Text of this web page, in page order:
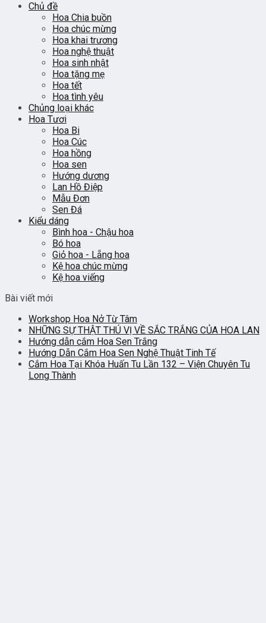
Chủ đề
Hoa Chia buồn
Hoa chúc mừng
Hoa khai trương
Hoa nghệ thuật
Hoa sinh nhật
Hoa tặng mẹ
Hoa tết
Hoa tình yêu
Chủng loại khác
Hoa Tươi
Hoa Bi
Hoa Cúc
Hoa hồng
Hoa sen
Hướng dương
Lan Hồ Điệp
Mẫu Đơn
Sen Đá
Kiểu dáng
Bình hoa - Chậu hoa
Bó hoa
Giỏ hoa - Lẵng hoa
Kệ hoa chúc mừng
Kệ hoa viếng
Bài viết mới
Workshop Hoa Nở Từ Tâm
NHỮNG SỰ THẬT THÚ VỊ VỀ SẮC TRẮNG CỦA HOA LAN
Hướng dẫn cắm Hoa Sen Trắng
Hướng Dẫn Cắm Hoa Sen Nghệ Thuật Tinh Tế
Cắm Hoa Tại Khóa Huấn Tu Lần 132 – Viện Chuyên Tu
Long Thành